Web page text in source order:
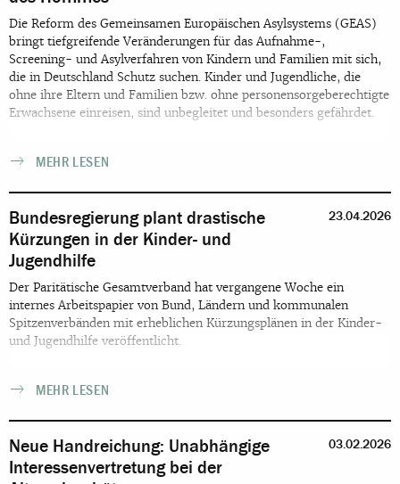
Die Reform des Gemeinsamen Europäischen Asylsystems (GEAS)
bringt tiefgreifende Veränderungen für das Aufnahme-,
Screening- und Asylverfahren von Kindern und Familien mit sich,
die in Deutschland Schutz suchen. Kinder und Jugendliche, die
ohne ihre Eltern und Familien bzw. ohne personensorgeberechtigte
Erwachsene einreisen, sind unbegleitet und besonders gefährdet.
MEHR LESEN
Bundesregierung plant drastische
Kürzungen in der Kinder- und
Jugendhilfe
23.04.2026
Der Paritätische Gesamtverband hat vergangene Woche ein
internes Arbeitspapier von Bund, Ländern und kommunalen
Spitzenverbänden mit erheblichen Kürzungsplänen in der Kinder-
und Jugendhilfe veröffentlicht.
MEHR LESEN
Neue Handreichung: Unabhängige
Interessenvertretung bei der
03.02.2026